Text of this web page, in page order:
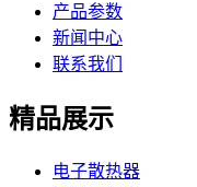
产品参数
新闻中心
联系我们
精品展示
电子散热器